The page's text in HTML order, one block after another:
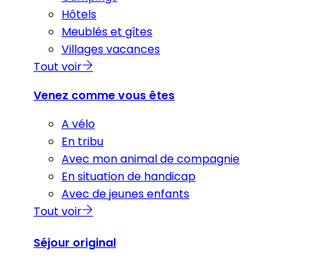
Hôtels
Meublés et gîtes
Villages vacances
Tout voir
Venez comme vous êtes
A vélo
En tribu
Avec mon animal de compagnie
En situation de handicap
Avec de jeunes enfants
Tout voir
Séjour original